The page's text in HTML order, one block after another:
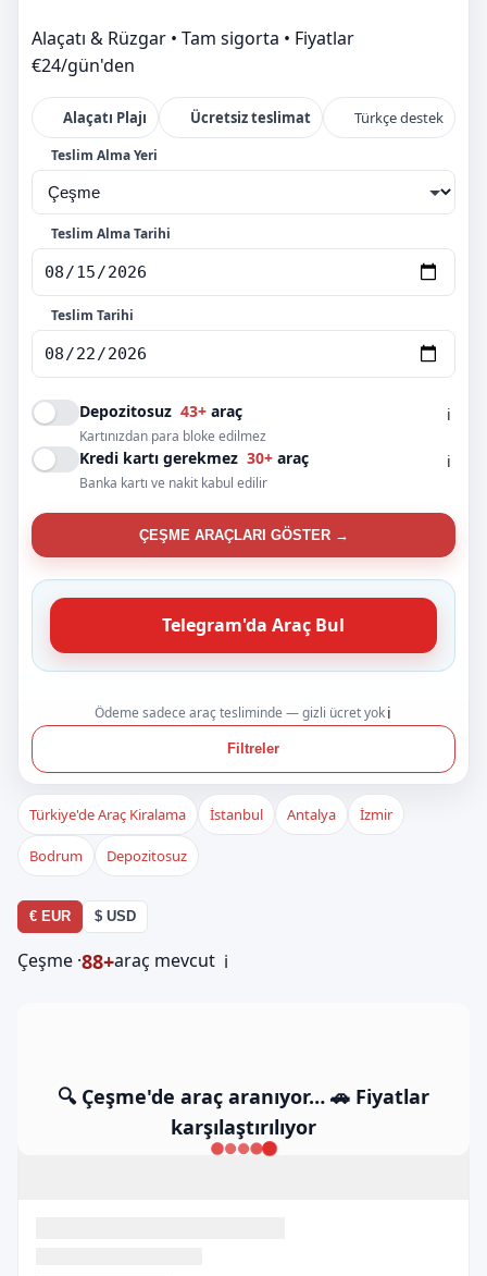
Alaçatı & Rüzgar • Tam sigorta • Fiyatlar
€24/gün'den
Alaçatı Plajı Ücretsiz teslimat Türkçe destek
Teslim Alma Yeri
Teslim Alma Tarihi
Teslim Tarihi
Depozitosuz 43+ araç
Kartınızdan para bloke edilmez
ℹ️
Kredi kartı gerekmez 30+ araç
Banka kartı ve nakit kabul edilir
ℹ️
ÇEŞME ARAÇLARI GÖSTER →
Telegram'da Araç Bul
Ödeme sadece araç tesliminde — gizli ücret yok ℹ️
Filtreler
Türkiye'de Araç Kiralama İstanbul Antalya İzmir
Bodrum Depozitosuz
€ EUR $ USD
Çeşme ·88+araç mevcut ℹ️
🔍 Çeşme'de araç aranıyor… 🚗 Fiyatlar
karşılaştırılıyor